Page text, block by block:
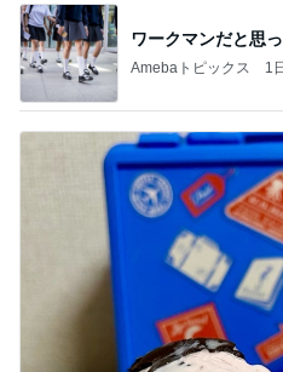
ワークマンだと思
Amebaトピックス 1